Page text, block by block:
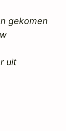
gekomen
uit